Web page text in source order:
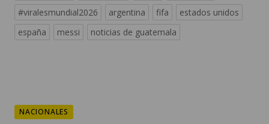
#viralesmundial2026
argentina fifa
estados unidos
españa
messi noticias de guatemala
NACIONALES